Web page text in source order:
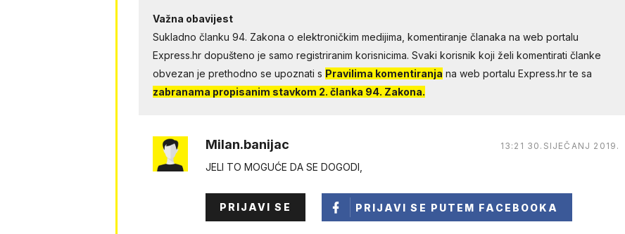
Važna obavijest
Sukladno članku 94. Zakona o elektroničkim medijima, komentiranje članaka na web portalu
Express.hr dopušteno je samo registriranim korisnicima. Svaki korisnik koji želi komentirati članke
obvezan je prethodno se upoznati s Pravilima komentiranja na web portalu Express.hr te sa
zabranama propisanim stavkom 2. članka 94. Zakona.
Milan.banijac 13:21 30.SIJEČANJ 2019.
JELI TO MOGUĆE DA SE DOGODI,
PRIJAVI SE PRIJAVI SE PUTEM FACEBOOKA